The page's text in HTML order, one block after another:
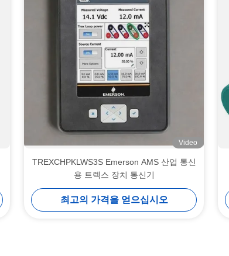
Video
TREXCHPKLWS3S Emerson AMS 산업 통신
용 트렉스 장치 통신기
최고의 가격을 얻으십시오